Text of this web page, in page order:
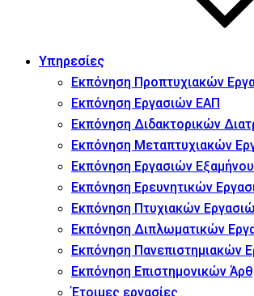
Υπηρεσίες
Εκπόνηση Προπτυχιακών
Εκπόνηση Εργασιών ΕΑΠ
Εκπόνηση Διδακτορικών
Εκπόνηση Μεταπτυχιακών
Εκπόνηση Εργασιών Εξαμήνου
Εκπόνηση Ερευνητικών
Εκπόνηση Πτυχιακών
Εκπόνηση Διπλωματικών
Εκπόνηση Πανεπιστημιακών
Εκπόνηση Επιστημονικών
Έτοιμες εργασίες